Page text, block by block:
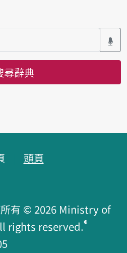
尋辭典
頭頁
有 © 2026 Ministry of
rights reserved.®